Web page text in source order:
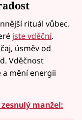
rituál vůbec.
jste vděční.
úsměv od
Vděčnost
mění energii
manžel: